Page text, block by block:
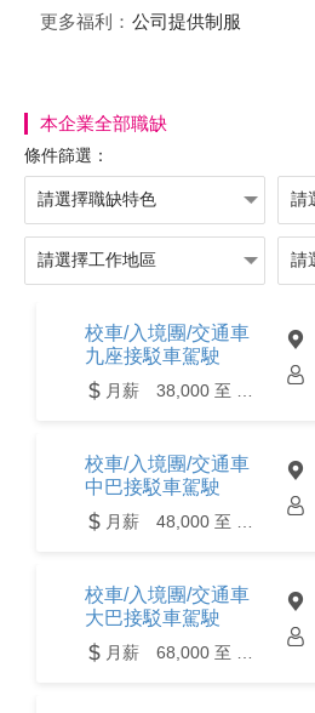
更多福利： 公司提供制服
本企業全部職缺
條件篩選：
校車/入境團/交通車
九座接駁車駕駛
校車/入境團/交通車
中巴接駁車駕駛
校車/入境團/交通車
大巴接駁車駕駛